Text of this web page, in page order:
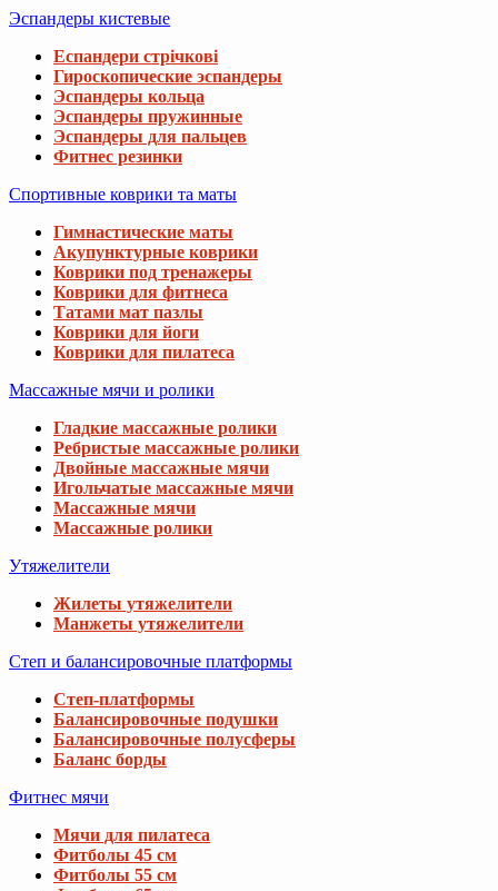
Эспандеры кистевые
Еспандери стрічкові
Гироскопические эспандеры
Эспандеры кольца
Эспандеры пружинные
Эспандеры для пальцев
Фитнес резинки
Спортивные коврики та маты
Гимнастические маты
Акупунктурные коврики
Коврики под тренажеры
Коврики для фитнеса
Татами мат пазлы
Коврики для йоги
Коврики для пилатеса
Массажные мячи и ролики
Гладкие массажные ролики
Ребристые массажные ролики
Двойные массажные мячи
Игольчатые массажные мячи
Массажные мячи
Массажные ролики
Утяжелители
Жилеты утяжелители
Манжеты утяжелители
Степ и балансировочные платформы
Степ-платформы
Балансировочные подушки
Балансировочные полусферы
Баланс борды
Фитнес мячи
Мячи для пилатеса
Фитболы 45 см
Фитболы 55 см